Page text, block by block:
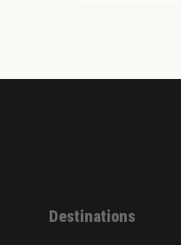
Destinations